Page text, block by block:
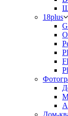
18plus
Дом-